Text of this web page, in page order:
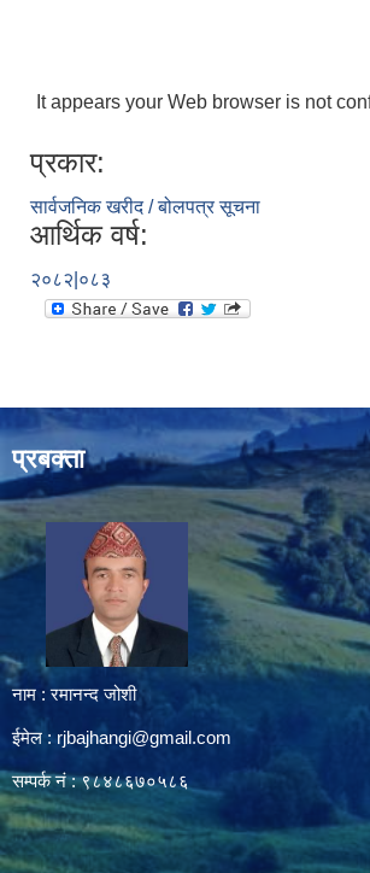
It appears your Web browser is not
प्रकार:
सार्वजनिक खरीद / बोलपत्र सूचना
आर्थिक वर्ष:
२०८२|०८३
प्रबक्ता
नाम : रमानन्द जोशी
ईमेल :rjbajhangi@gmail.com
सम्पर्क नं : ९८४८६७०५८६